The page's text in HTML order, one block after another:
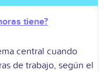
tiene?
central cuando
de trabajo, según el